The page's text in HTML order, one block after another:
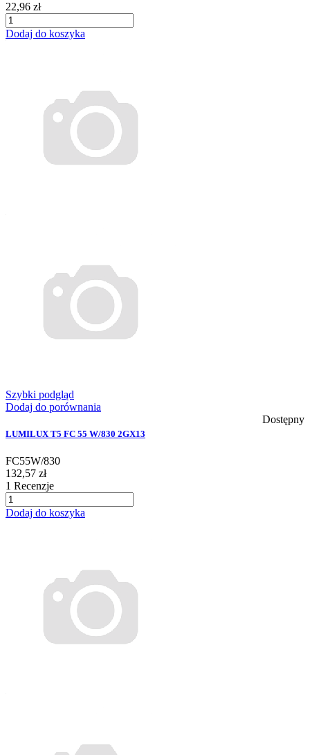
22,96 zł
Dodaj do koszyka
Szybki podgląd
Dodaj do porównania
Dostępny
LUMILUX T5 FC 55 W/830 2GX13
FC55W/830
132,57 zł
1 Recenzje
Dodaj do koszyka